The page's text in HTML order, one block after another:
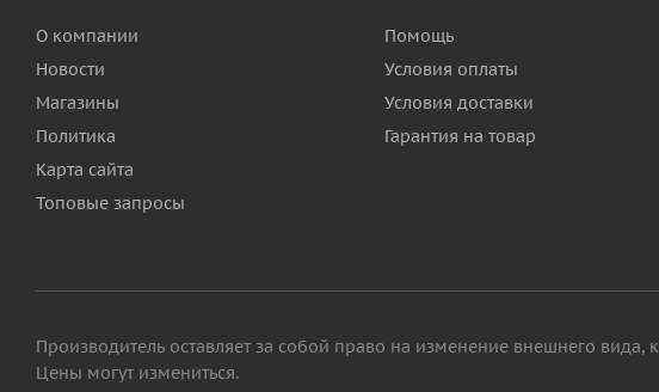
О компании
Новости
Магазины
Политика
Карта сайта
Топовые запросы
Помощь
Условия оплаты
Условия доставки
Гарантия на товар
Производитель оставляет за собой право на изменение внешнего
Цены могут измениться.